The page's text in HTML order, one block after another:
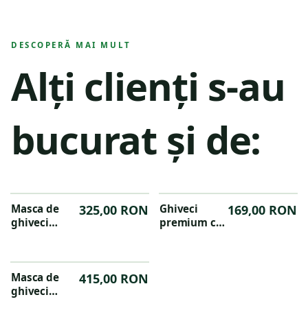
DESCOPERĂ MAI MULT
Alți clienți s-au
bucurat și de:
Masca de
ghiveci
Groove
36x38cm
325,00 RON
Ghiveci
premium cu
169,00 RON
Masca de
ghiveci
415,00 RON